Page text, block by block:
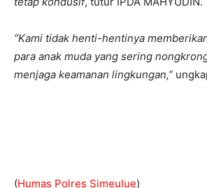
“Kami tidak henti-hentinya
para anak muda yang sering
menjaga keamanan lingkungan,”
(Humas Polres Simeulue)